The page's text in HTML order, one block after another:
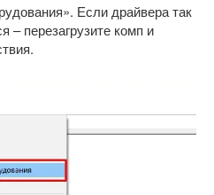
Если драйвера так
– перезагрузите комп и